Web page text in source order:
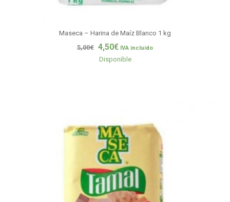
Maseca – Harina de Maíz Blanco 1 kg
5,00€ 4,50€ IVA incluido
Disponible